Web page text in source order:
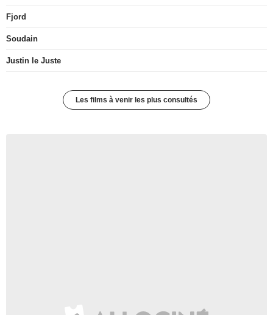
Fjord
Soudain
Justin le Juste
Les films à venir les plus consultés